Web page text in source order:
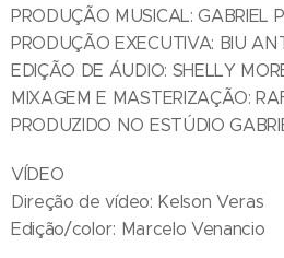
PRODUÇÃO MUSICAL: GABRIEL
PRODUÇÃO EXECUTIVA: BIU
EDIÇÃO DE ÁUDIO: SHELLY
MIXAGEM E MASTERIZAÇÃO:
PRODUZIDO NO ESTÚDIO
VÍDEO
Direção de vídeo: Kelson Veras
Edição/color: Marcelo Venancio